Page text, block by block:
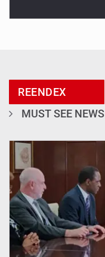
REENDEX
MUST SEE NEWS